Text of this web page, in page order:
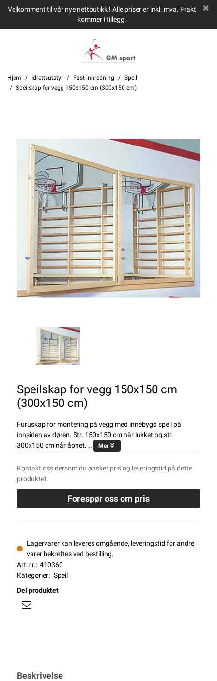
Velkomment til vår nye nettbutikk ! Alle priser er inkl. mva. Frakt
kommer i tillegg.
Hjem Idrettsutstyr Fast innredning
Speil
Speilskap for vegg 150x150 cm (300x150 cm)
Speilskap for vegg 150x150 cm
(300x150 cm)
Furuskap for montering på vegg med innebygd speil på
innsiden av døren. Str. 150x150 cm når lukket og str.
300x150 cm når åpnet. ..
Mer
Kontakt oss dersom du ønsker pris og leveringstid på dette
produktet.
Forespør oss om pris
Lagervarer kan leveres omgående, leveringstid for andre
varer bekreftes ved bestilling.
Art.nr.: 410360
Kategorier: Speil
Del produktet
Beskrivelse